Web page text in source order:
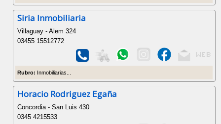
Siria Inmobiliaria
Villaguay - Alem 324
03455 15512772
Rubro: Inmobiliarias...
Horacio Rodriguez Egaña
Concordia - San Luis 430
0345 4215533